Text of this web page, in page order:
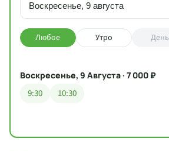
Воскресенье, 9 августа
Любое Утро День
Воскресенье, 9 Августа · 7 000 ₽
9:30 10:30